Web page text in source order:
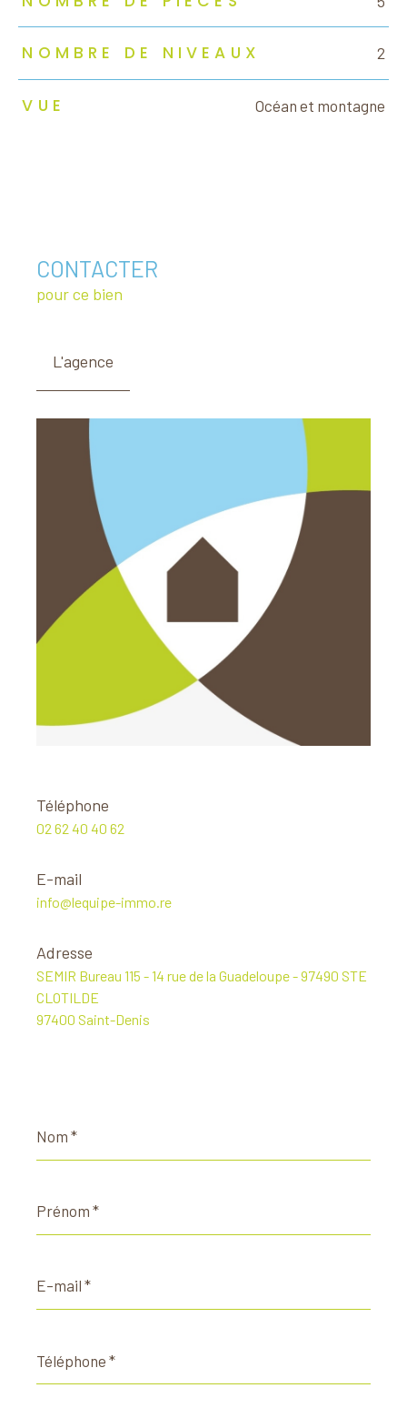
NOMBRE DE NIVEAUX 2
VUE Océan et montagne
CONTACTER
pour ce bien
L'agence
Téléphone
02 62 40 40 62
E-mail
info@lequipe-immo.re
Adresse
SEMIR Bureau 115 - 14 rue de la Guadeloupe - 97490 STE
CLOTILDE
97400 Saint-Denis
*
*
mail
*
*